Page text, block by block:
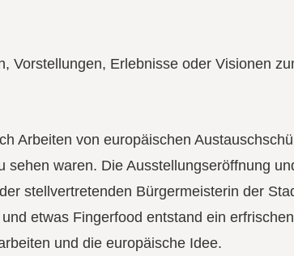
Vorstellungen, Erlebnisse oder Visionen
Arbeiten von europäischen
sehen waren. Die Ausstellungseröffnung
stellvertretenden Bürgermeisterin der
etwas Fingerfood entstand ein
und die europäische Idee.